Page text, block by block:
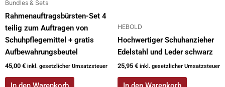
Bundles & Sets
Rahmenauftragsbürsten-Set 4
teilig zum Auftragen von
Schuhpflegemittel + gratis
Aufbewahrungsbeutel
45,00 € inkl. gesetzlicher Umsatzsteuer
HEBOLD
Hochwertiger Schuhanzieher
Edelstahl und Leder schwarz
25,95 € inkl. gesetzlicher Umsatzsteuer